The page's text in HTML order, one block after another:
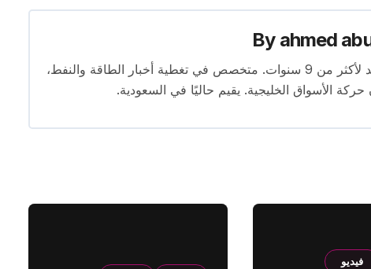
By ahmed
محرر متخصص في الصحافة الاقتصادية بخبرة تمتد لأكثر من 9 سنوات. متخصص في تغطية أخبار الطاقة والنفط،
الأسواق الخليجية. يقيم حاليًا في السعودية.
فيديو